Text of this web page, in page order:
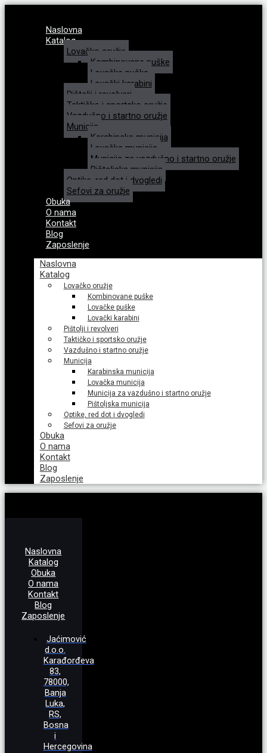
Naslovna
Katalog
Lovačko oružje
Kombinovane puške
Lovačke puške
Lovački karabini
Pištolji i revolveri
Taktičko i sportsko oružje
Vazdušno i startno oružje
Municija
Karabinska municija
Lovačka municija
Municija za vazdušno i startno oružje
Pištoljska municija
Optike, red dot i dvogledi
Sefovi za oružje
Obuka
O nama
Kontakt
Blog
Zaposlenje
Naslovna
Katalog
Lovačko oružje
Kombinovane puške
Lovačke puške
Lovački karabini
Pištolji i revolveri
Taktičko i sportsko oružje
Vazdušno i startno oružje
Municija
Karabinska municija
Lovačka municija
Municija za vazdušno i startno oružje
Pištoljska municija
Optike, red dot i dvogledi
Sefovi za oružje
Obuka
O nama
Kontakt
Blog
Zaposlenje
Naslovna
Katalog
Obuka
O nama
Kontakt
Blog
Zaposlenje
Jaćimović
d.o.o.
Karađorđeva
83,
78000,
Banja
Luka,
RS,
Bosna
i
Hercegovina